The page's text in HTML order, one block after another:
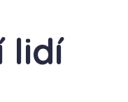
lidí